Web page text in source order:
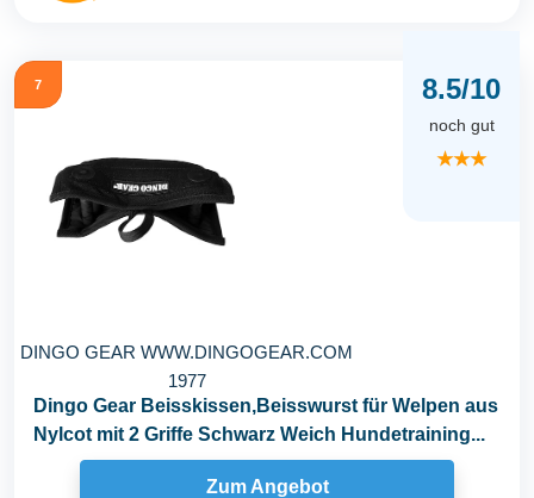
7
DINGO GEAR WWW.DINGOGEAR.COM
1977
8.5/10
noch gut
★★★
Dingo Gear Beisskissen,Beisswurst für Welpen aus
Nylcot mit 2 Griffe Schwarz Weich Hundetraining...
Zum Angebot